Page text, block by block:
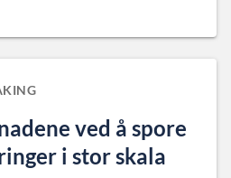
ved å spore
i stor skala